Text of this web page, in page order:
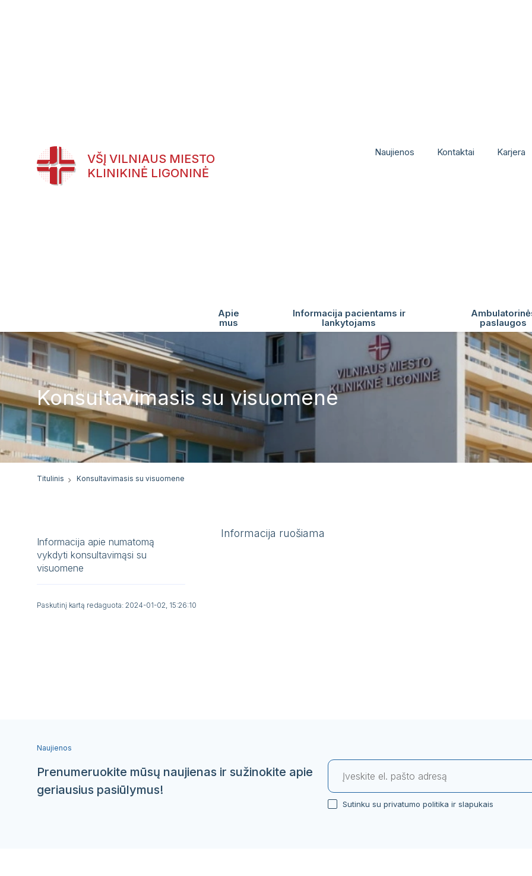
VŠĮ VILNIAUS MIESTO
KLINIKINĖ LIGONINĖ
Naujienos Kontaktai Karjera
Apie
mus
Informacija pacientams ir
lankytojams
paslaugos
Konsultavimasis su visuomene
Titulinis Konsultavimasis su visuomene
Informacija apie numatomą
vykdyti konsultavimąsi su
visuomene
Informacija ruošiama
Paskutinį kartą redaguota: 2024-01-02, 15:26:10
Naujienos
Prenumeruokite mūsų naujienas ir sužinokite apie
geriausius pasiūlymus!
Sutinku su privatumo politika ir slapukais